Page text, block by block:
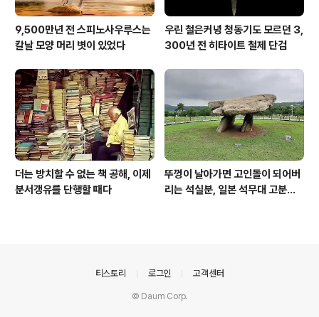
9,500만년 전 스피노사우루스는
칼날 모양 머리 볏이 있었다
우린 철은커녕 청동기도 모르던 3,
300년 전 히타이트 철제 단검
더는 방치할 수 없는 책 공해, 이제
분서갱유를 단행할 때다
뚜껑이 날아가면 고인돌이 되어버
리는 석실분, 일본 석무대 고분의
티스토리 로그인 고객센터
© Daum Corp.